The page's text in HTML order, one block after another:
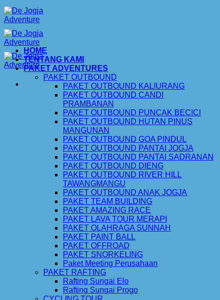
Skip
to
content
HOME
TENTANG KAMI
PAKET ADVENTURES
PAKET OUTBOUND
PAKET OUTBOUND KALIURANG
PAKET OUTBOUND CANDI
PRAMBANAN
PAKET OUTBOUND PUNCAK BECICI
PAKET OUTBOUND HUTAN PINUS
MANGUNAN
PAKET OUTBOUND GOA PINDUL
PAKET OUTBOUND PANTAI JOGJA
PAKET OUTBOUND PANTAI SADRANAN
PAKET OUTBOUND DIENG
PAKET OUTBOUND RIVER HILL
TAWANGMANGU
PAKET OUTBOUND ANAK JOGJA
PAKET TEAM BUILDING
PAKET AMAZING RACE
PAKET LAVA TOUR MERAPI
PAKET OLAHRAGA SUNNAH
PAKET PAINT BALL
PAKET OFFROAD
PAKET SNORKELING
Paket Meeting Perusahaan
PAKET RAFTING
Rafting Sungai Elo
Rafting Sungai Progo